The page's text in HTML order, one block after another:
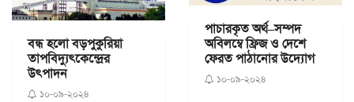
বন্ধ হলো বড়পুকুরিয়া
তাপবিদ্যুৎকেন্দ্রের
উৎপাদন
১০-০৯-২০২৪
পাচারকৃত অর্থ–সম্পদ
অবিলম্বে ফ্রিজ ও দেশে
ফেরত পাঠানোর উদ্যোগ
১০-০৯-২০২৪